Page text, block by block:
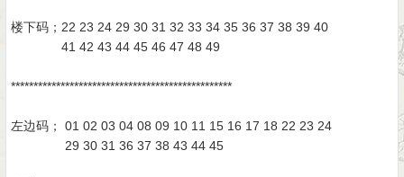
楼下码；22 23 24 29 30 31 32 33 34 35 36 37 38 39 40
41 42 43 44 45 46 47 48 49
*************************************************
左边码； 01 02 03 04 08 09 10 11 15 16 17 18 22 23 24
29 30 31 36 37 38 43 44 45